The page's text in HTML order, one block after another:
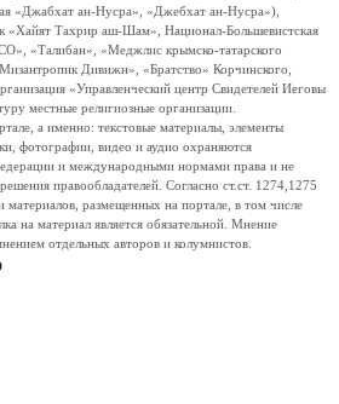
«Джабхат ан-Нусра», «Джебхат ан-Нусра»),
«Хайят Тахрир аш-Шам», Национал-Большевистская
«Талибан», «Меджлис крымско-татарского
Дивижн», «Братство» Корчинского,
«Управленческий центр Свидетелей Иеговы
местные религиозные организации.
а именно: текстовые материалы, элементы
фотографии, видео и аудио охраняются
и международными нормами права и не
правообладателей. Согласно ст.ст. 1274,1275
размещенных на портале, в том числе
на материал является обязательной. Мнение
отдельных авторов и колумнистов.